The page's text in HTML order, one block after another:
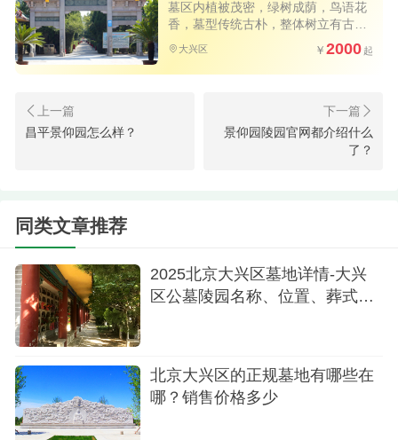
水，所以人们也能够放心购买该公墓的墓地了。
2022年的墓地价格有变化，天堂公墓的价格也从
168600起步。
2、一站式服务的选墓平台
我们能够在哪些渠道购买到合规的墓地呢？一
式，就可以购买到风水更好以及价格更到位的墓地
了。可靠的平台也会有着一站式的贴心服务。
3、可以免费接送看墓
需要通过什么方式，才可以更快前往天堂公墓
看墓选墓呢？专业且值得信赖的选墓平台，也会有
着免费接送的贴心服务，所以人们就能够在预约之
后，乘坐专车前往看墓了。
墓区内植被茂密，绿树成荫，鸟语花
香，墓型传统古朴，整体树立有古典
大兴区 2000
昌平景仰园怎么样？
景仰园陵园官网都介绍什么
了？
同类文章推荐
2025北京大兴区墓地详情-大兴
区公墓陵园名称、位置、葬式价
北京大兴区的正规墓地有哪些在
哪？销售价格多少